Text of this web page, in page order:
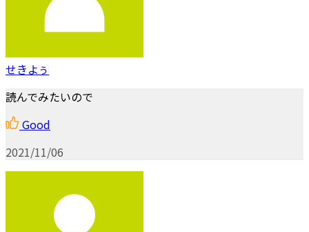
せきよぅ
読んでみたいので
Good
2021/11/06